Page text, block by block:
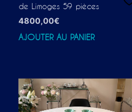
de Limoges 59 pièces
4800,00€
AJOUTER AU PANIER